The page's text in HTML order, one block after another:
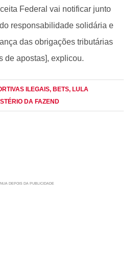
Federal vai notificar junto
responsabilidade solidária e
das obrigações tributárias
de apostas], explicou.
ILEGAIS, BETS, LULA
DA FAZEND